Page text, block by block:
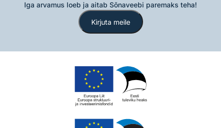
Iga arvamus loeb ja aitab Sõnaveebi paremaks teha!
Kirjuta meile